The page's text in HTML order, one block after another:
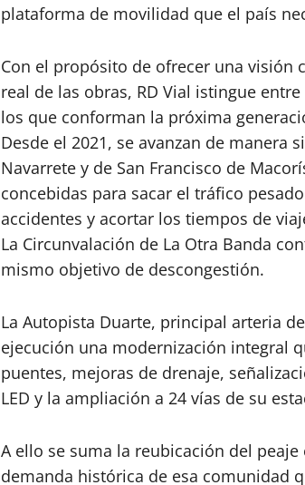
plataforma de movilidad que el país
Con el propósito de ofrecer una visión
real de las obras, RD Vial istingue
los que conforman la próxima
Desde el 2021, se avanzan de manera
Navarrete y de San Francisco de
concebidas para sacar el tráfico
accidentes y acortar los tiempos de
La Circunvalación de La Otra Banda
mismo objetivo de descongestión.
La Autopista Duarte, principal arteria
ejecución una modernización integral
puentes, mejoras de drenaje,
LED y la ampliación a 24 vías de su
A ello se suma la reubicación del
demanda histórica de esa comunidad